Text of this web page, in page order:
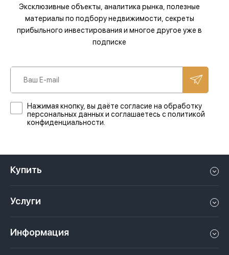
Эксклюзивные объекты, аналитика рынка, полезные
материалы по подбору недвижимости, секреты
прибыльного инвестирования и многое другое уже в
подписке
Нажимая кнопку, вы даёте согласие на обработку
персональных данных и соглашаетесь с политикой
конфиденциальности.
Купить
Апартаменты в Дубае
Услуги
Информация